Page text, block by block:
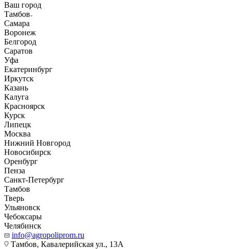
Ваш город
Тамбов
Самара
Воронеж
Белгород
Саратов
Уфа
Екатеринбург
Иркутск
Казань
Калуга
Красноярск
Курск
Липецк
Москва
Нижний Новгород
Новосибирск
Оренбург
Пенза
Санкт-Петербург
Тамбов
Тверь
Ульяновск
Чебоксары
Челябинск
info@agropoliprom.ru
Тамбов, Кавалерийская ул., 13А